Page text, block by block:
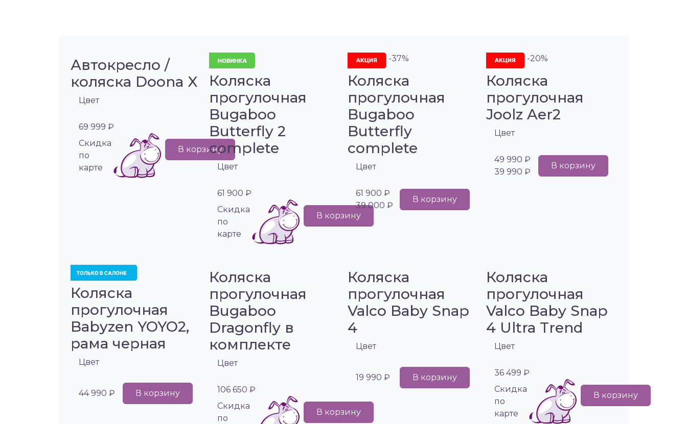
Автокресло /
коляска Doona X
Цвет
69 999 ₽
Cкидка
по
карте
В корзину
Коляска
прогулочная
Bugaboo
Butterfly 2
complete
Цвет
61 900 ₽
Cкидка
по
карте
В корзину
-37%
Коляска
прогулочная
Bugaboo
Butterfly
complete
Цвет
61 900 ₽
39 000 ₽
В корзину
-20%
Коляска
прогулочная
Joolz Aer2
Цвет
49 990 ₽
39 990 ₽
В корзину
Коляска
прогулочная
Babyzen YOYO2,
рама черная
Цвет
44 990 ₽ В корзину
Коляска
прогулочная
Bugaboo
Dragonfly в
комплекте
Цвет
106 650 ₽
Cкидка
по
В корзину
Коляска
прогулочная
Valco Baby Snap
4
Цвет
19 990 ₽ В корзину
Коляска
прогулочная
Valco Baby Snap
4 Ultra Trend
Цвет
36 499 ₽
Cкидка
по
карте
В корзину